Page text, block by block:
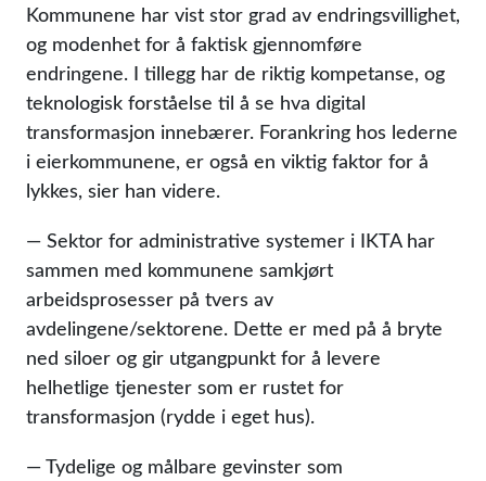
Kommunene har vist stor grad av endringsvillighet,
og modenhet for å faktisk gjennomføre
endringene. I tillegg har de riktig kompetanse, og
teknologisk forståelse til å se hva digital
transformasjon innebærer. Forankring hos lederne
i eierkommunene, er også en viktig faktor for å
lykkes, sier han videre.
— Sektor for administrative systemer i IKTA har
sammen med kommunene samkjørt
arbeidsprosesser på tvers av
avdelingene/sektorene. Dette er med på å bryte
ned siloer og gir utgangpunkt for å levere
helhetlige tjenester som er rustet for
transformasjon (rydde i eget hus).
— Tydelige og målbare gevinster som